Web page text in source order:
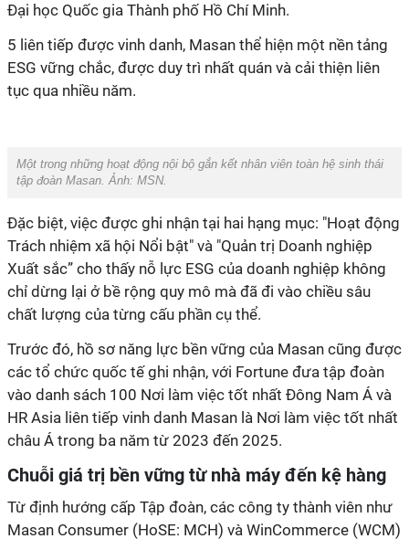
Đại học Quốc gia Thành phố Hồ Chí Minh.
5 liên tiếp được vinh danh, Masan thể hiện một nền tảng
ESG vững chắc, được duy trì nhất quán và cải thiện liên
tục qua nhiều năm.
Một trong những hoạt động nội bộ gắn kết nhân viên toàn hệ sinh thái
tập đoàn Masan. Ảnh: MSN.
Đặc biệt, việc được ghi nhận tại hai hạng mục: "Hoạt động
Trách nhiệm xã hội Nổi bật" và "Quản trị Doanh nghiệp
Xuất sắc” cho thấy nỗ lực ESG của doanh nghiệp không
chỉ dừng lại ở bề rộng quy mô mà đã đi vào chiều sâu
chất lượng của từng cấu phần cụ thể.
Trước đó, hồ sơ năng lực bền vững của Masan cũng được
các tổ chức quốc tế ghi nhận, với Fortune đưa tập đoàn
vào danh sách 100 Nơi làm việc tốt nhất Đông Nam Á và
HR Asia liên tiếp vinh danh Masan là Nơi làm việc tốt nhất
châu Á trong ba năm từ 2023 đến 2025.
Chuỗi giá trị bền vững từ nhà máy đến kệ hàng
Từ định hướng cấp Tập đoàn, các công ty thành viên như
Masan Consumer (HoSE: MCH) và WinCommerce (WCM)